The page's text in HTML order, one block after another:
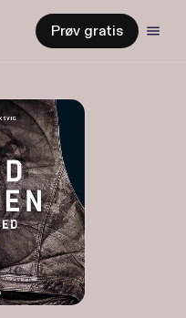
Prøv gratis